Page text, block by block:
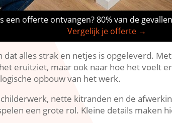
een offerte ontvangen? 80% van de
Vergelijk je offerte →
dat alles strak en netjes is opgeleverd.​
eruitziet, maar ook naar hoe het voelt
opbouw van het werk.​
nette kitranden en de
een grote rol.​ Kleine details maken